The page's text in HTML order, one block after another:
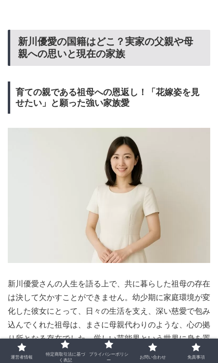
新川優愛の国籍はどこ？実家の父親や母
親への思いと現在の家族
育ての親である祖母への恩返し！「花嫁姿を見
せたい」と願った強い家族愛
新川優愛さんの人生を語る上で、共に暮らした祖母の存在
は決して欠かすことができません。幼少期に家庭環境が変
化した彼女にとって、日々の生活を支え、深い慈愛で包み
込んでくれた祖母は、まさに母親代わりのような、心の拠
り所となる存在でした。厳しい芸能界という世界に身を置
きながらも、彼女が常に謙虚で礼儀正しい姿勢を崩さない
運営者情報
特定商取引法に基づ
く表記
プライバシーポリシ
ー
お問い合わせ 免責事項